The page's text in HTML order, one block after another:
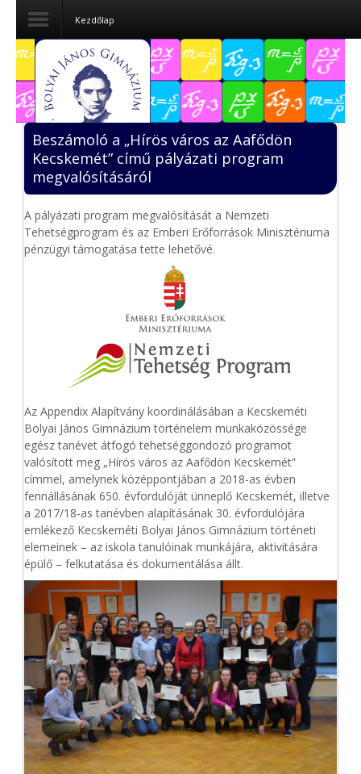
Dokumentumok
Felvételizőknek
Pályázatok
Tehetségpont
Közérdekű
adatok
Kezdőlap
Beszámoló a „Hírös város az Aafődön
Kecskemét” című pályázati program
megvalósításáról
A pályázati program megvalósítását a Nemzeti
Tehetségprogram és az Emberi Erőforrások Minisztériuma
pénzügyi támogatása tette lehetővé.
Az Appendix Alapítvány koordinálásában a Kecskeméti
Bolyai János Gimnázium történelem munkaközössége
egész tanévet átfogó tehetséggondozó programot
valósított meg „Hírös város az Aafődön Kecskemét”
címmel, amelynek középpontjában a 2018-as évben
fennállásának 650. évfordulóját ünneplő Kecskemét, illetve
a 2017/18-as tanévben alapításának 30. évfordulójára
emlékező Kecskeméti Bolyai János Gimnázium történeti
elemeinek – az iskola tanulóinak munkájára, aktivitására
épülő – felkutatása és dokumentálása állt.